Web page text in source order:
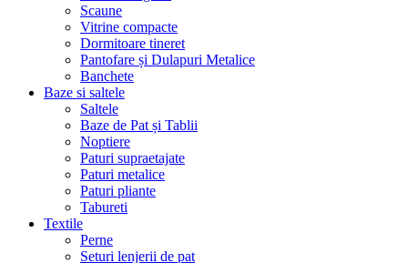
Scaune
Vitrine compacte
Dormitoare tineret
Pantofare și Dulapuri Metalice
Banchete
Baze si saltele
Saltele
Baze de Pat și Tablii
Noptiere
Paturi supraetajate
Paturi metalice
Paturi pliante
Tabureti
Textile
Perne
Seturi lenjerii de pat